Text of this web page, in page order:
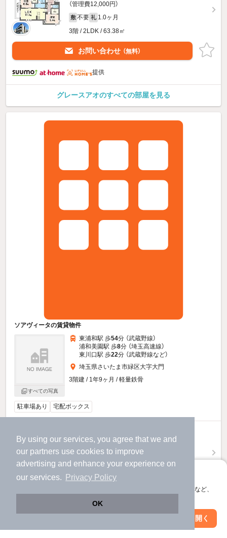
By using our services, you agree that we and
our partners use cookies to improve
advertising and enhance your experience on
our services.
Privacy Policy
OK
アプリに切り替えて、サクサクお部屋探し
会員登録なしですぐ使える。マップ検索やお気に入り保存など、
アプリを開く
（管理費12,000円）
敷 不要 礼 1.0ヶ月
3階 / 2LDK / 63.38㎡
お問い合わせ （無料）
提供
グレースアオのすべての部屋を見る
ソアヴィータの賃貸物件
すべての写真
東浦和駅 歩54分 （武蔵野線）
浦和美園駅 歩8分 （埼玉高速線）
東川口駅 歩22分 （武蔵野線など）
埼玉県さいたま市緑区大字大門
3階建 / 1年9ヶ月 / 軽量鉄骨
駐車場あり 宅配ボックス
14万円
（管理費6,500円）
敷 不要
140,000円
2階 / 2LDK / 60.22㎡
物件詳細を見る
ほか提供
絞り込み条件を変更